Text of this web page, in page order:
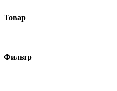
Товар
Фильтр